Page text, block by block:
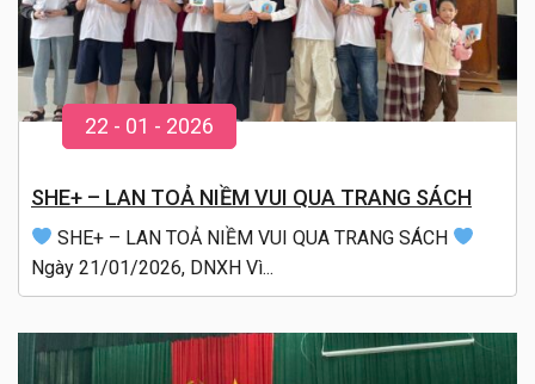
22 - 01 - 2026
SHE+ – LAN TOẢ NIỀM VUI QUA TRANG SÁCH
SHE+ – LAN TOẢ NIỀM VUI QUA TRANG SÁCH
Ngày 21/01/2026, DNXH Vì...